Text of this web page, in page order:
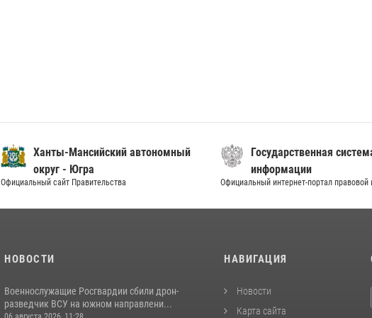
Ханты-Мансийский автономный
округ - Югра
Официальный сайт Правительства
Государственная
информации
Официальный интернет-портал
НОВОСТИ
Военнослужащие Росгвардии сбили дрон-
разведчик ВСУ на южном направлени...
НАВИГАЦИЯ
Новости
Карта сайта